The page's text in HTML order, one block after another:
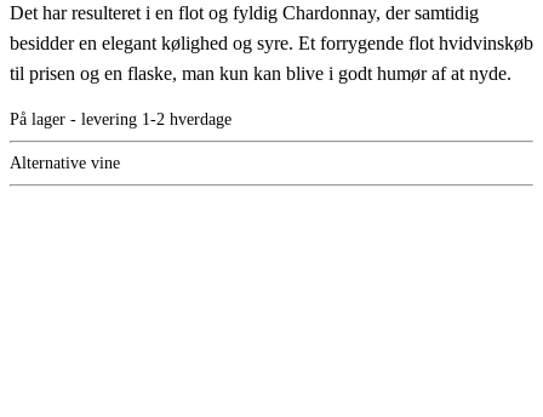
Det har resulteret i en flot og fyldig Chardonnay, der samtidig
besidder en elegant kølighed og syre. Et forrygende flot hvidvinskøb
til prisen og en flaske, man kun kan blive i godt humør af at nyde.
På lager - levering 1-2 hverdage
Alternative vine